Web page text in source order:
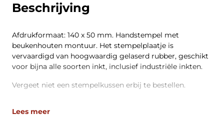
Beschrijving
Afdrukformaat: 140 x 50 mm. Handstempel met
beukenhouten montuur. Het stempelplaatje is
vervaardigd van hoogwaardig gelaserd rubber, geschikt
voor bijna alle soorten inkt, inclusief industriële inkten.
Vergeet niet een stempelkussen erbij te bestellen.
Lees meer